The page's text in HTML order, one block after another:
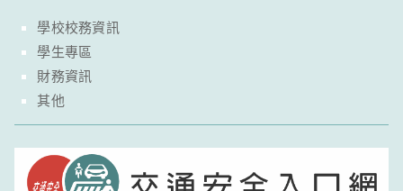
學校校務資訊
學生專區
財務資訊
其他